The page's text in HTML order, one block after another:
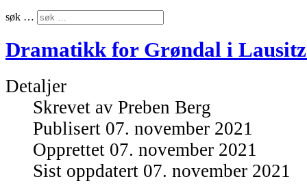
søk …
Dramatikk for Grøndal i
Detaljer
Skrevet av Preben Berg
Publisert 07. november 2021
Opprettet 07. november 2021
Sist oppdatert 07. november 2021